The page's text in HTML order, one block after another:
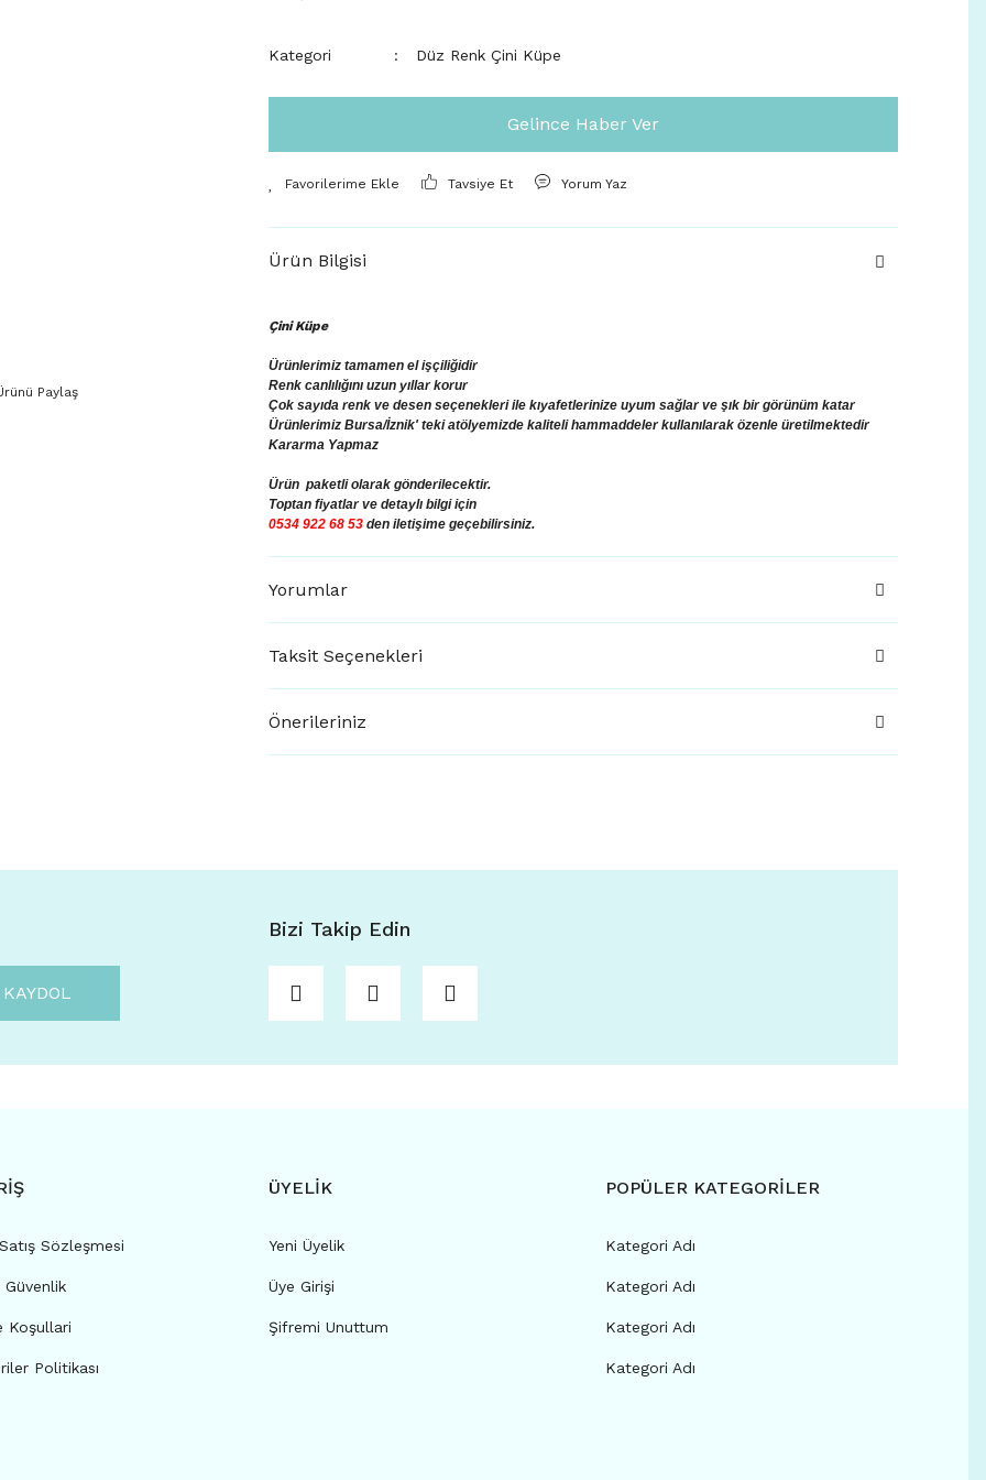
Paylaş
Kategori Düz Renk Çini Küpe
Gelince Haber Ver
Tavsiye Et Yorum Yaz
Ürün Bilgisi
Çini Küpe
Ürünlerimiz tamamen el işçiliğidir
Renk canlılığını uzun yıllar korur
Çok sayıda renk ve desen seçenekleri ile kıyafetlerinize uyum sağlar ve şık bir görünüm katar
Ürünlerimiz Bursa/İznik' teki atölyemizde kaliteli hammaddeler kullanılarak özenle üretilmektedir
Kararma Yapmaz
Ürün paketli olarak gönderilecektir.
Toptan fiyatlar ve detaylı bilgi için
0534 922 68 53 den iletişime geçebilirsiniz.
Yorumlar
Taksit Seçenekleri
Önerileriniz
KAYDOL
Bizi Takip Edin
Sözleşmesi
Koşullari
Politikası
ÜYELİK
Yeni Üyelik
Üye Girişi
Şifremi Unuttum
POPÜLER KATEGORİLER
Kategori Adı
Kategori Adı
Kategori Adı
Kategori Adı